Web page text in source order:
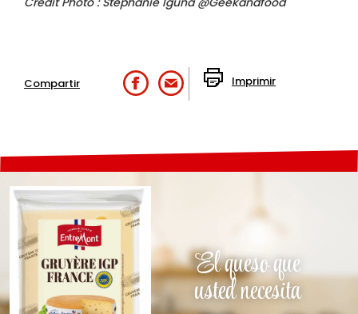
El queso que
usted necesita
Compartir Imprimir